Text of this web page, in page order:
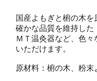
国産よもぎと椨の木を
確かな品質を維持した
ＭＴ温灸器など、色
いただけます。
原材料：椨の木、粉末